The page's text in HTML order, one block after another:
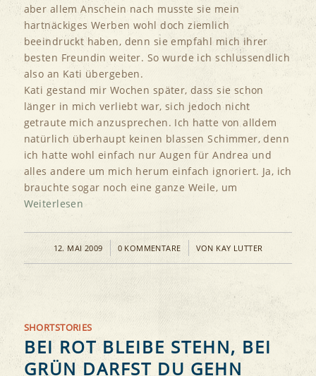
aber allem Anschein nach musste sie mein
hartnäckiges Werben wohl doch ziemlich
beeindruckt haben, denn sie empfahl mich ihrer
besten Freundin weiter. So wurde ich schlussendlich
also an Kati übergeben.
Kati gestand mir Wochen später, dass sie schon
länger in mich verliebt war, sich jedoch nicht
getraute mich anzusprechen. Ich hatte von alldem
natürlich überhaupt keinen blassen Schimmer, denn
ich hatte wohl einfach nur Augen für Andrea und
alles andere um mich herum einfach ignoriert. Ja, ich
brauchte sogar noch eine ganze Weile, um
Weiterlesen
12. MAI 2009
/ 0 KOMMENTARE
/ VON KAY LUTTER
SHORTSTORIES
BEI ROT BLEIBE STEHN, BEI
GRÜN DARFST DU GEHN